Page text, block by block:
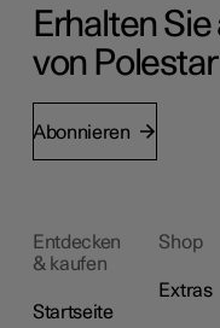
Erhalten
von Polestar
Abonnieren
Entdecken
& kaufen
Startseite
Shop
Extras